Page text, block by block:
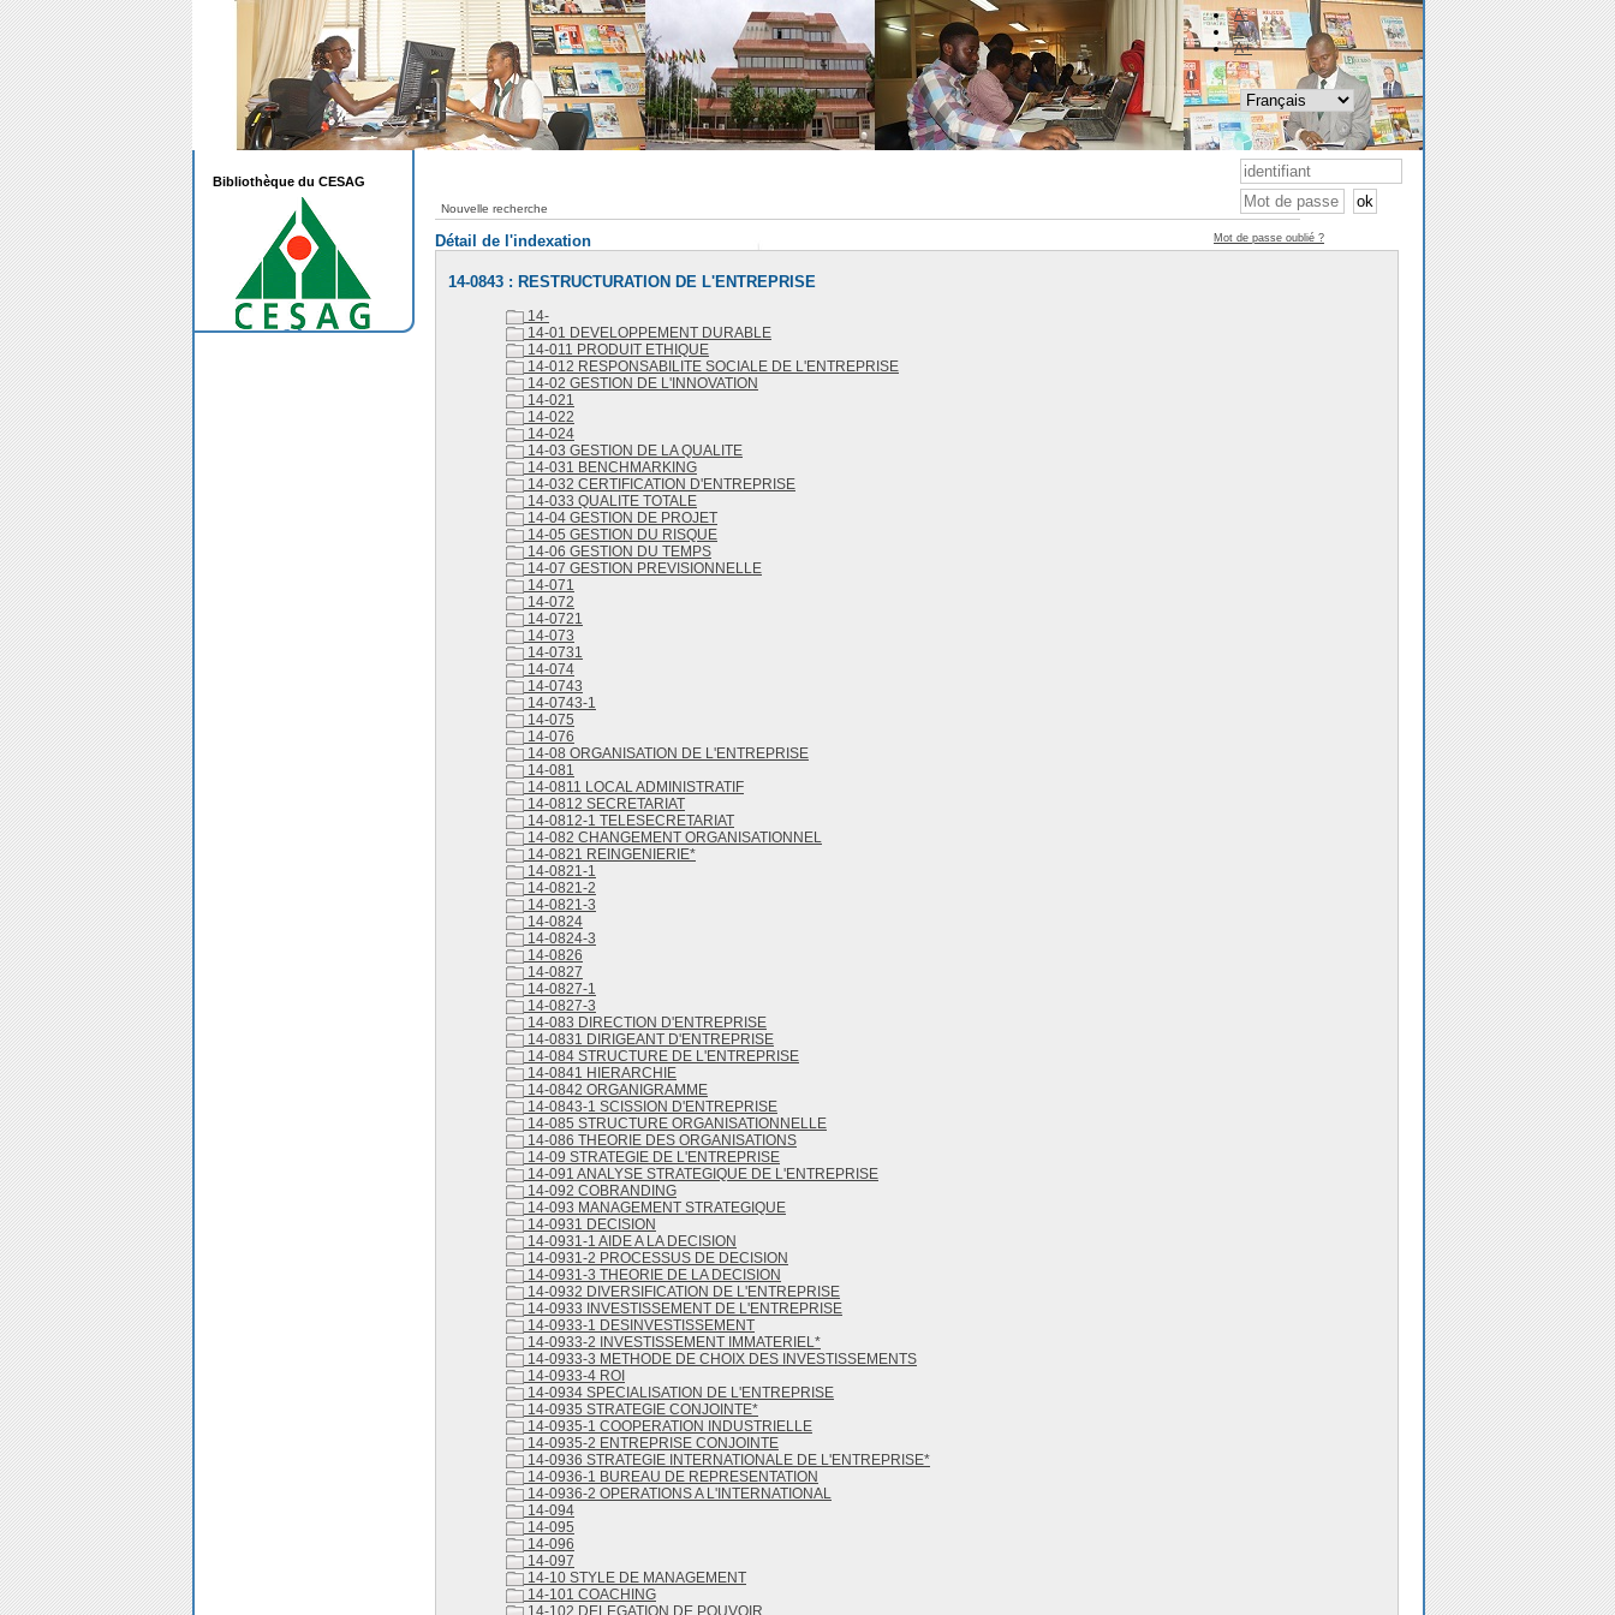
Nouvelle recherche
Détail de l'indexation
14-0843 : RESTRUCTURATION DE L'ENTREPRISE
14-
14-01 DEVELOPPEMENT DURABLE
14-011 PRODUIT ETHIQUE
14-012 RESPONSABILITE SOCIALE DE L'ENTREPRISE
14-02 GESTION DE L'INNOVATION
14-021
14-022
14-024
14-03 GESTION DE LA QUALITE
14-031 BENCHMARKING
14-032 CERTIFICATION D'ENTREPRISE
14-033 QUALITE TOTALE
14-04 GESTION DE PROJET
14-05 GESTION DU RISQUE
14-06 GESTION DU TEMPS
14-07 GESTION PREVISIONNELLE
14-071
14-072
14-0721
14-073
14-0731
14-074
14-0743
14-0743-1
14-075
14-076
14-08 ORGANISATION DE L'ENTREPRISE
14-081
14-0811 LOCAL ADMINISTRATIF
14-0812 SECRETARIAT
14-0812-1 TELESECRETARIAT
14-082 CHANGEMENT ORGANISATIONNEL
14-0821 REINGENIERIE*
14-0821-1
14-0821-2
14-0821-3
14-0824
14-0824-3
14-0826
14-0827
14-0827-1
14-0827-3
14-083 DIRECTION D'ENTREPRISE
14-0831 DIRIGEANT D'ENTREPRISE
14-084 STRUCTURE DE L'ENTREPRISE
14-0841 HIERARCHIE
14-0842 ORGANIGRAMME
14-0843-1 SCISSION D'ENTREPRISE
14-085 STRUCTURE ORGANISATIONNELLE
14-086 THEORIE DES ORGANISATIONS
14-09 STRATEGIE DE L'ENTREPRISE
14-091 ANALYSE STRATEGIQUE DE L'ENTREPRISE
14-092 COBRANDING
14-093 MANAGEMENT STRATEGIQUE
14-0931 DECISION
14-0931-1 AIDE A LA DECISION
14-0931-2 PROCESSUS DE DECISION
14-0931-3 THEORIE DE LA DECISION
14-0932 DIVERSIFICATION DE L'ENTREPRISE
14-0933 INVESTISSEMENT DE L'ENTREPRISE
14-0933-1 DESINVESTISSEMENT
14-0933-2 INVESTISSEMENT IMMATERIEL*
14-0933-3 METHODE DE CHOIX DES INVESTISSEMENTS
14-0933-4 ROI
14-0934 SPECIALISATION DE L'ENTREPRISE
14-0935 STRATEGIE CONJOINTE*
14-0935-1 COOPERATION INDUSTRIELLE
14-0935-2 ENTREPRISE CONJOINTE
14-0936 STRATEGIE INTERNATIONALE DE L'ENTREPRISE*
14-0936-1 BUREAU DE REPRESENTATION
14-0936-2 OPERATIONS A L'INTERNATIONAL
14-094
14-095
14-096
14-097
14-10 STYLE DE MANAGEMENT
14-101 COACHING
14-102 DELEGATION DE POUVOIR
Bibliothèque du CESAG
A-
A
A+
Mot de passe oublié ?